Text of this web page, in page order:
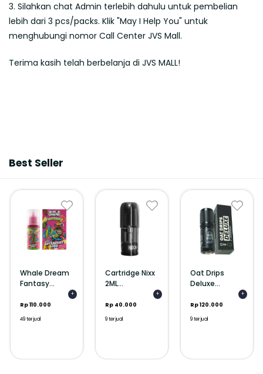
3. Silahkan chat Admin terlebih dahulu untuk pembelian
lebih dari 3 pcs/packs. Klik "May I Help You" untuk
menghubungi nomor Call Center JVS Mall.
Terima kasih telah berbelanja di JVS MALL!
Best Seller
Whale Dream
Fantasy...
Rp 110.000
49 terjual
+
Cartridge Nixx
2ML...
Rp 40.000
9 terjual
+
Oat Drips
Deluxe...
Rp 120.000
9 terjual
+